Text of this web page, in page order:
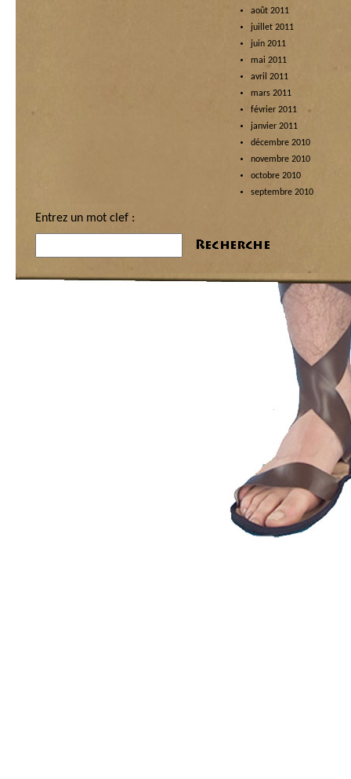
août 2011
juillet 2011
juin 2011
mai 2011
avril 2011
mars 2011
février 2011
janvier 2011
décembre 2010
novembre 2010
octobre 2010
septembre 2010
Entrez un mot clef :